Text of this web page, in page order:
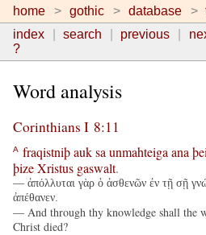
home gothic database
index
search previous
?
Word analysis
Corinthians I 8:11
A fraqistniþauksa unmahteiga ana
þizeXristus gaswalt.
— ἀπόλλυται γὰρ ὁ ἀσθενῶν ἐν τῇ σῇ
ἀπέθανεν.
— And through thy knowledge shall the
Christ died?